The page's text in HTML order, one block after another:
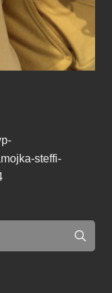
steffi-